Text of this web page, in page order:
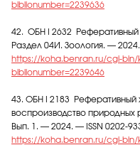
biblionumber=2239636
42. ОБН I 2632 Реферативный
Раздел 04И. Зоология. —
https://koha.benran.ru/cgi-
biblionumber=2239646
43. ОБН I 2183
воспроизводство природных
Вып. 1. — 2024. — ISSN 0202-
https://koha.benran.ru/cgi-